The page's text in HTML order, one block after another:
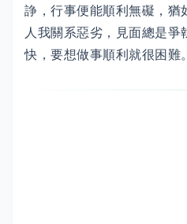
諍，行事便能順利無礙，猶
人我關系惡劣，見面總是
快，要想做事順利就很困難。